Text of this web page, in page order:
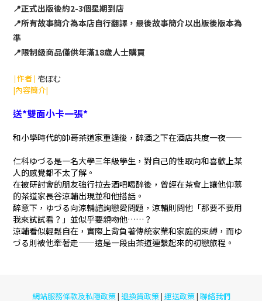
📍正式出版後約2-3個星期到店
📍所有故事簡介為本店自行翻譯，最後故事簡介以出版後版本為
準
📍限制級商品僅供年滿18歲人士購買
|作者| 壱ぼむ
|內容簡介|
送*雙面小卡一張*
和小學時代的帥哥茶道家重逢後，醉酒之下在酒店共度一夜——
仁科ゆづる是一名大學三年級學生，對自己的性取向和喜歡上某
人的感覺都不太了解。
在被研討會的朋友強行拉去酒吧喝醉後，曾經在茶會上讓他仰慕
的茶道家長谷涼輔出現並和他搭話。
醉意下，ゆづる向涼輔諮詢戀愛問題，涼輔則問他「那要不要用
我來試試看？」並似乎要親吻他……？
涼輔看似輕鬆自在，實際上背負著傳統家業和家庭的束縛，而ゆ
づる則被他牽著走——這是一段由茶道連繫起來的初戀旅程。
網站服務條款及私隱政策| 退換貨政策| 運送政策 | 聯絡我們